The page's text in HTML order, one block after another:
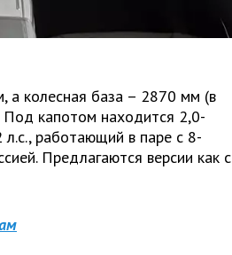
а колесная база – 2870 мм (в
Под капотом находится 2,0-
работающий в паре с 8-
Предлагаются версии как с